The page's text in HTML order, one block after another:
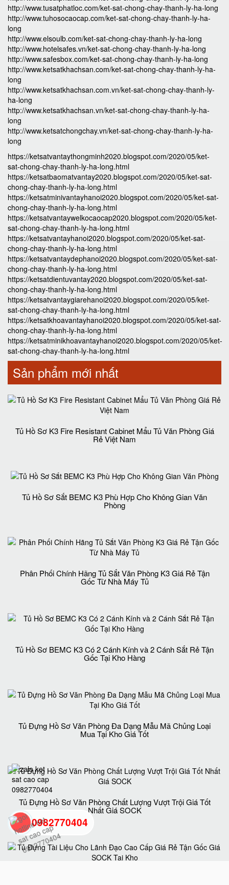
http://www.tusatphatloc.com/ket-sat-chong-chay-thanh-ly-ha-long
http://www.tuhosocaocap.com/ket-sat-chong-chay-thanh-ly-ha-
long
http://www.elsoulb.com/ket-sat-chong-chay-thanh-ly-ha-long
http://www.hotelsafes.vn/ket-sat-chong-chay-thanh-ly-ha-long
http://www.safesbox.com/ket-sat-chong-chay-thanh-ly-ha-long
http://www.ketsatkhachsan.com/ket-sat-chong-chay-thanh-ly-ha-
long
http://www.ketsatkhachsan.com.vn/ket-sat-chong-chay-thanh-ly-
ha-long
http://www.ketsatkhachsan.vn/ket-sat-chong-chay-thanh-ly-ha-
long
http://www.ketsatchongchay.vn/ket-sat-chong-chay-thanh-ly-ha-
long
https://ketsatvantaythongminh2020.blogspot.com/2020/05/ket-
sat-chong-chay-thanh-ly-ha-long.html
https://ketsatbaomatvantay2020.blogspot.com/2020/05/ket-sat-
chong-chay-thanh-ly-ha-long.html
https://ketsatminivantayhanoi2020.blogspot.com/2020/05/ket-sat-
chong-chay-thanh-ly-ha-long.html
https://ketsatvantaywelkocaocap2020.blogspot.com/2020/05/ket-
sat-chong-chay-thanh-ly-ha-long.html
https://ketsatvantayhanoi2020.blogspot.com/2020/05/ket-sat-
chong-chay-thanh-ly-ha-long.html
https://ketsatvantaydephanoi2020.blogspot.com/2020/05/ket-sat-
chong-chay-thanh-ly-ha-long.html
https://ketsatdientuvantay2020.blogspot.com/2020/05/ket-sat-
chong-chay-thanh-ly-ha-long.html
https://ketsatvantaygiarehanoi2020.blogspot.com/2020/05/ket-
sat-chong-chay-thanh-ly-ha-long.html
https://ketsatkhoavantayhanoi2020.blogspot.com/2020/05/ket-sat-
chong-chay-thanh-ly-ha-long.html
https://ketsatminikhoavantayhanoi2020.blogspot.com/2020/05/ket-
sat-chong-chay-thanh-ly-ha-long.html
Sản phẩm mới nhất
Tủ Hồ Sơ K3 Fire Resistant Cabinet Mẩu Tủ Văn Phòng Giá
Rẻ Việt Nam
Tủ Hồ Sơ Sắt BEMC K3 Phù Hợp Cho Không Gian Văn
Phòng
Phân Phối Chính Hãng Tủ Sắt Văn Phòng K3 Giá Rẻ Tận
Gốc Từ Nhà Máy Tủ
Tủ Hồ Sơ BEMC K3 Có 2 Cánh Kính và 2 Cánh Sắt Rẻ Tận
Gốc Tại Kho Hàng
Tủ Đựng Hồ Sơ Văn Phòng Đa Dạng Mẫu Mã Chủng Loại
Mua Tại Kho Giá Tốt
Tủ Đựng Hồ Sơ Văn Phòng Chất Lượng Vượt Trội Giá Tốt
Nhất Giá SOCK
0982770404